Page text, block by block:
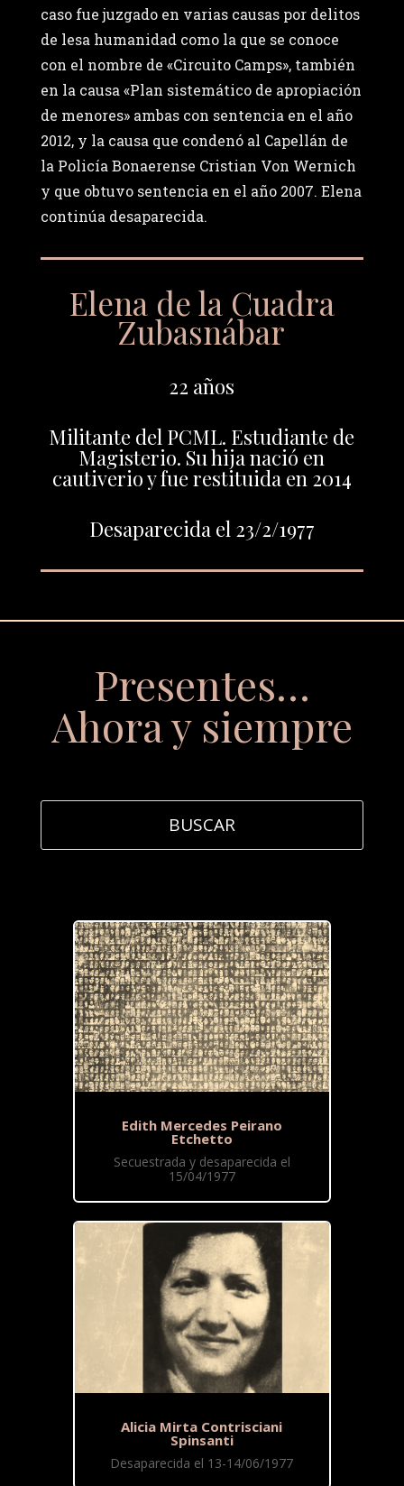
caso fue juzgado en varias causas por delitos
de lesa humanidad como la que se conoce
con el nombre de «Circuito Camps», también
en la causa «Plan sistemático de apropiación
de menores» ambas con sentencia en el año
2012, y la causa que condenó al Capellán de
la Policía Bonaerense Cristian Von Wernich
y que obtuvo sentencia en el año 2007. Elena
continúa desaparecida.
Elena de la Cuadra
Zubasnábar
22 años
Militante del PCML. Estudiante de
Magisterio. Su hija nació en
cautiverio y fue restituida en 2014
Desaparecida el 23/2/1977
Presentes…
Ahora y siempre
Edith Mercedes Peirano
Etchetto
Secuestrada y desaparecida el
15/04/1977
Alicia Mirta Contrisciani
Spinsanti
Desaparecida el 13-14/06/1977